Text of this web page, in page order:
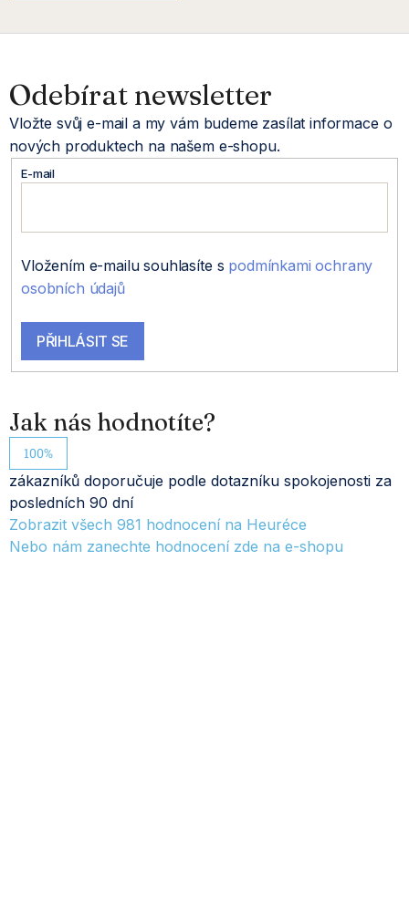
á
p
Odebírat newsletter
Vložte svůj e-mail a my vám budeme zasílat informace o
nových produktech na našem e-shopu.
E-mail
Vložením e-mailu souhlasíte s podmínkami ochrany
osobních údajů
PŘIHLÁSIT SE
Jak nás hodnotíte?
100%
zákazníků doporučuje podle dotazníku spokojenosti za
posledních 90 dní
Zobrazit všech 981 hodnocení na Heuréce
Nebo nám zanechte hodnocení zde na e-shopu